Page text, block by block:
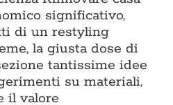
significativo,
di un restyling
la giusta dose di
tantissime idee
su materiali,
il valore